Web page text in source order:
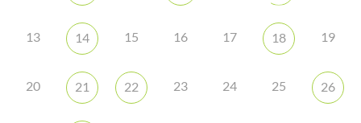
13 14 15 16 17 18 19
20 21 22 23 24 25 26